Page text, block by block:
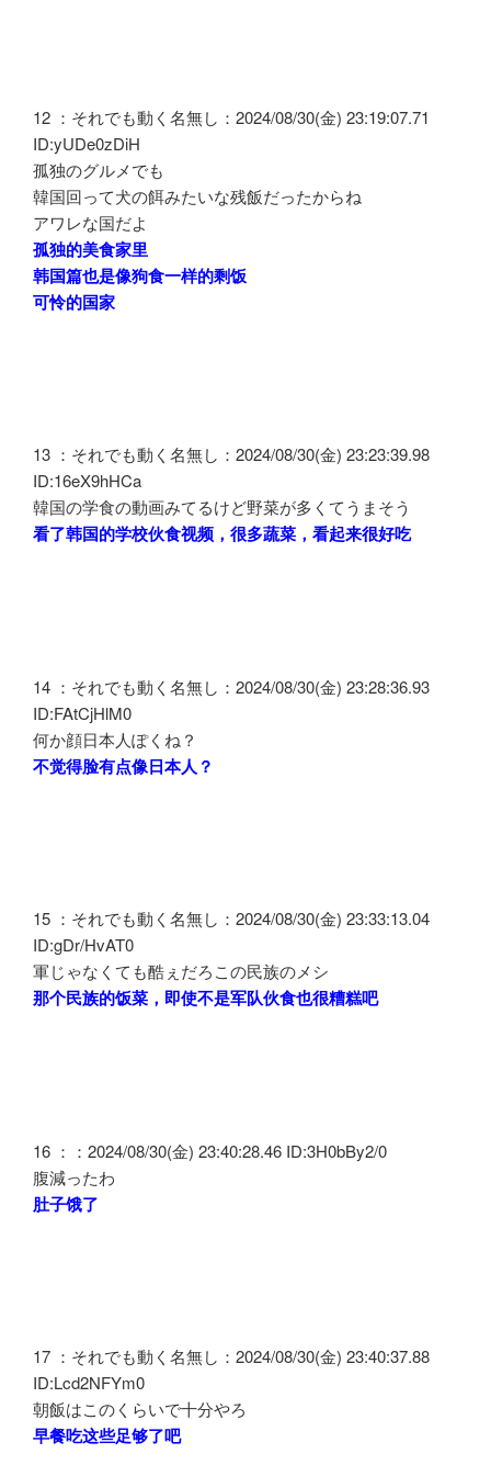
12 ：それでも動く名無し：2024/08/30(金) 23:19:07.71
ID:yUDe0zDiH
孤独のグルメでも
韓国回って犬の餌みたいな残飯だったからね
アワレな国だよ
孤独的美食家里
韩国篇也是像狗食一样的剩饭
可怜的国家
13 ：それでも動く名無し：2024/08/30(金) 23:23:39.98
ID:16eX9hHCa
韓国の学食の動画みてるけど野菜が多くてうまそう
看了韩国的学校伙食视频，很多蔬菜，看起来很好吃
14 ：それでも動く名無し：2024/08/30(金) 23:28:36.93
ID:FAtCjHlM0
何か顔日本人ぽくね？
不觉得脸有点像日本人？
15 ：それでも動く名無し：2024/08/30(金) 23:33:13.04
ID:gDr/HvAT0
軍じゃなくても酷ぇだろこの民族のメシ
那个民族的饭菜，即使不是军队伙食也很糟糕吧
16 ：：2024/08/30(金) 23:40:28.46 ID:3H0bBy2/0
腹減ったわ
肚子饿了
17 ：それでも動く名無し：2024/08/30(金) 23:40:37.88
ID:Lcd2NFYm0
朝飯はこのくらいで十分やろ
早餐吃这些足够了吧